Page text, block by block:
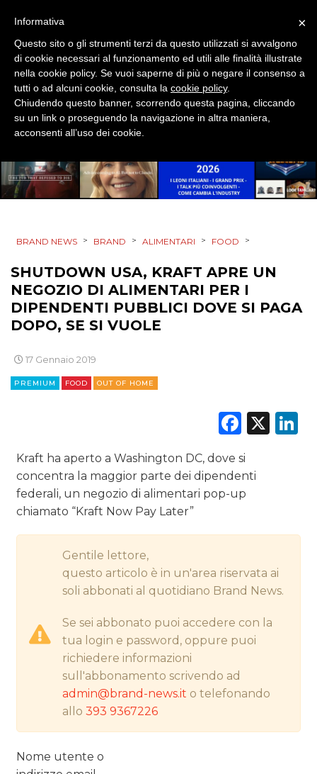
EVENTI
MOBILE
PROMOZIONI
PUNTI VENDITA
CINEMA
DIGITALE
EDITORIA
RADIO / AUDIO
TV
RICERCHE
PREVISIONI/SCENARI
NORMATIVE
TREND
CASE HISTORY
BRAND NEWS > BRAND > ALIMENTARI > FOOD >
SHUTDOWN USA, KRAFT APRE UN
NEGOZIO DI ALIMENTARI PER I
DIPENDENTI PUBBLICI DOVE SI PAGA
DOPO, SE SI VUOLE
17 Gennaio 2019
PREMIUM FOOD OUT OF HOME
X
Kraft ha aperto a Washington DC, dove si
concentra la maggior parte dei dipendenti
federali, un negozio di alimentari pop-up
chiamato “Kraft Now Pay Later”
Gentile lettore,
questo articolo è in un'area riservata ai
soli abbonati al quotidiano Brand News.
Se sei abbonato puoi accedere con la
tua login e password, oppure puoi
richiedere informazioni
sull'abbonamento scrivendo ad
admin@brand-news.it o telefonando
allo393 9367226
Nome utente o
×
Informativa
Questo sito o gli strumenti terzi da questo utilizzati si avvalgono
di cookie necessari al funzionamento ed utili alle finalità illustrate
nella cookie policy. Se vuoi saperne di più o negare il consenso a
tutti o ad alcuni cookie, consulta la cookie policy.
Chiudendo questo banner, scorrendo questa pagina, cliccando
su un link o proseguendo la navigazione in altra maniera,
acconsenti all’uso dei cookie.